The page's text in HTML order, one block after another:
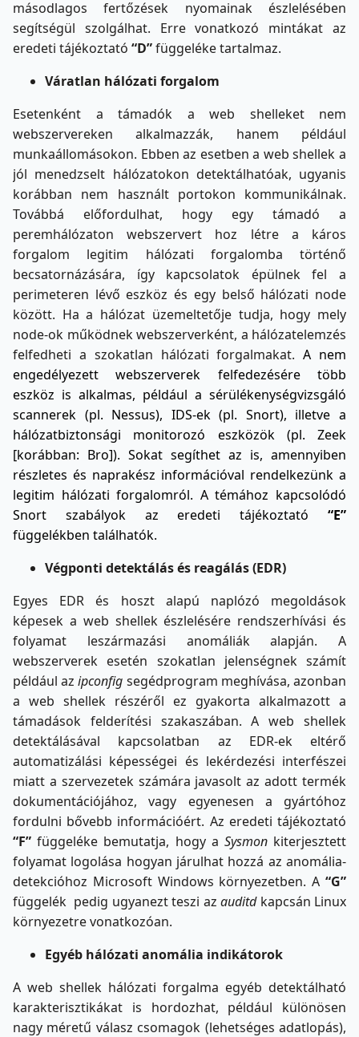
másodlagos fertőzések nyomainak észlelésében
segítségül szolgálhat. Erre vonatkozó mintákat az
eredeti tájékoztató “D”függeléke tartalmaz.
Váratlan hálózati forgalom
Esetenként a támadók a web shelleket nem
webszervereken alkalmazzák, hanem például
munkaállomásokon. Ebben az esetben a web shellek a
jól menedzselt hálózatokon detektálhatóak, ugyanis
korábban nem használt portokon kommunikálnak.
Továbbá előfordulhat, hogy egy támadó a
peremhálózaton webszervert hoz létre a káros
forgalom legitim hálózati forgalomba történő
becsatornázására, így kapcsolatok épülnek fel a
perimeteren lévő eszköz és egy belső hálózati node
között. Ha a hálózat üzemeltetője tudja, hogy mely
node-ok működnek webszerverként, a hálózatelemzés
felfedheti a szokatlan hálózati forgalmakat.A nem
engedélyezett webszerverek felfedezésére több
eszköz is alkalmas, például a sérülékenységvizsgáló
scannerek (pl. Nessus), IDS-ek (pl. Snort), illetve a
hálózatbiztonsági monitorozó eszközök (pl. Zeek
[korábban: Bro]). Sokat segíthet az is, amennyiben
részletes és naprakész információval rendelkezünk a
legitim hálózati forgalomról. A témához kapcsolódó
Snort szabályok az eredeti tájékoztató “E”
függelékben találhatók.
Végponti detektálás és reagálás(EDR)
Egyes EDR és hoszt alapú naplózó megoldások
képesek a web shellek észlelésére rendszerhívási és
folyamat leszármazási anomáliák alapján. A
webszerverek esetén szokatlan jelenségnek számít
például azipconfig segédprogram meghívása, azonban
a web shellek részéről ez gyakorta alkalmazott a
támadások felderítési szakaszában. A web shellek
detektálásával kapcsolatban az EDR-ek eltérő
automatizálási képességei és lekérdezési interfészei
miatt a szervezetek számára javasolt az adott termék
dokumentációjához, vagy egyenesen a gyártóhoz
fordulni bővebb információért. Az eredeti tájékoztató
“F” függeléke bemutatja, hogy a Sysmonkiterjesztett
folyamat logolása hogyan járulhat hozzá az anomália-
detekcióhoz Microsoft Windows környezetben. A “G”
függelék pedig ugyanezt teszi az auditd kapcsán Linux
környezetre vonatkozóan.
Egyéb hálózati anomália indikátorok
A web shellek hálózati forgalma egyéb detektálható
karakterisztikákat is hordozhat, például különösen
nagy méretű válasz csomagok (lehetséges adatlopás),